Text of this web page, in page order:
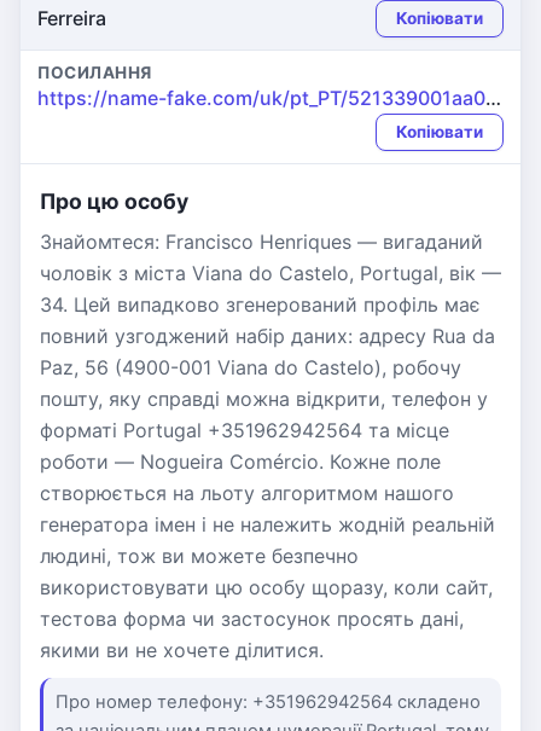
Ferreira Копіювати
ПОСИЛАННЯ
https://name-fake.com/uk/pt_PT/521339001aa04006d6b2367795277b14
Копіювати
Про цю особу
Знайомтеся: Francisco Henriques — вигаданий
чоловік з міста Viana do Castelo, Portugal, вік —
34. Цей випадково згенерований профіль має
повний узгоджений набір даних: адресу Rua da
Paz, 56 (4900-001 Viana do Castelo), робочу
пошту, яку справді можна відкрити, телефон у
форматі Portugal +351962942564 та місце
роботи — Nogueira Comércio. Кожне поле
створюється на льоту алгоритмом нашого
генератора імен і не належить жодній реальній
людині, тож ви можете безпечно
використовувати цю особу щоразу, коли сайт,
тестова форма чи застосунок просять дані,
якими ви не хочете ділитися.
Про номер телефону: +351962942564 складено